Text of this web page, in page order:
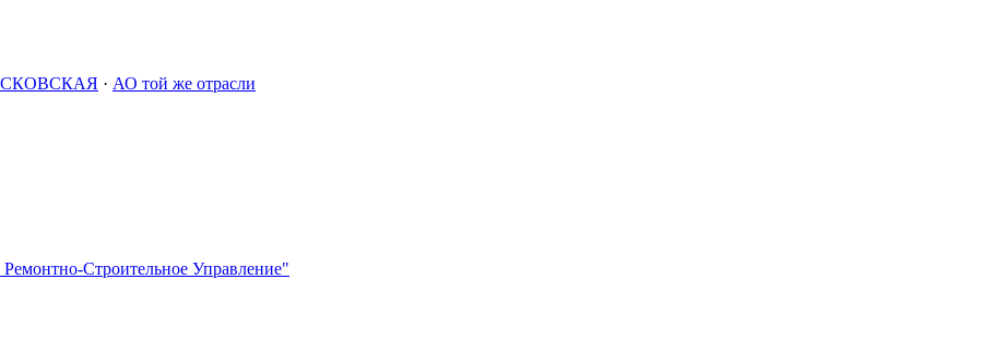
· АО той же отрасли
Строительное Управление"